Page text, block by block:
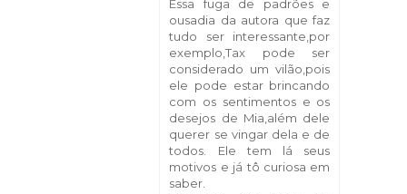
Essa fuga de padrões e
ousadia da autora que faz
tudo ser interessante,por
exemplo,Tax pode ser
considerado um vilão,pois
ele pode estar brincando
com os sentimentos e os
desejos de Mia,além dele
querer se vingar dela e de
todos. Ele tem lá seus
motivos e já tô curiosa em
saber.